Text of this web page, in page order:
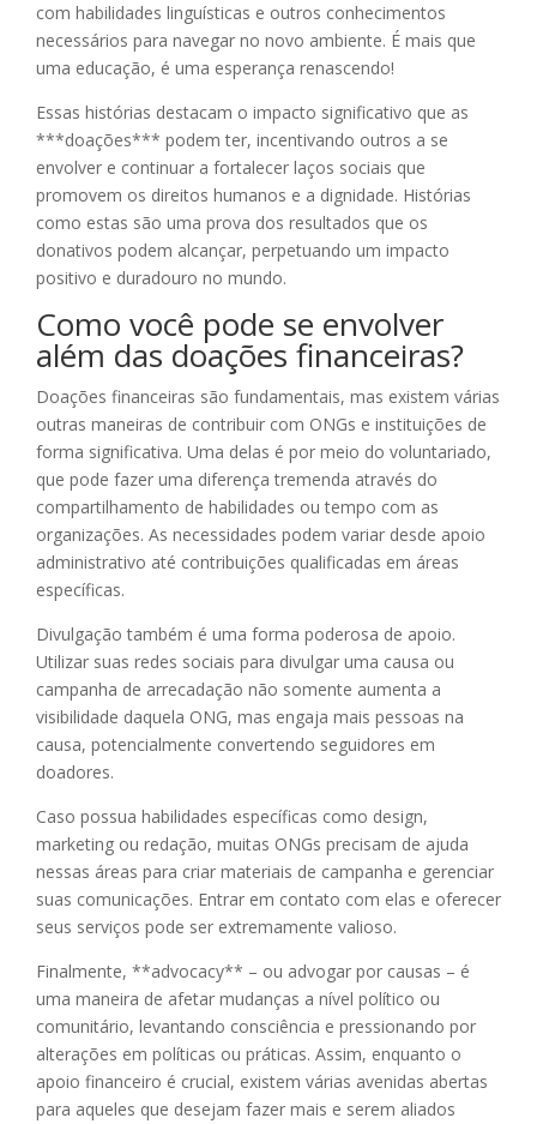
com habilidades linguísticas e outros conhecimentos
necessários para navegar no novo ambiente. É mais que
uma educação, é uma esperança renascendo!
Essas histórias destacam o impacto significativo que as
***doações*** podem ter, incentivando outros a se
envolver e continuar a fortalecer laços sociais que
promovem os direitos humanos e a dignidade. Histórias
como estas são uma prova dos resultados que os
donativos podem alcançar, perpetuando um impacto
positivo e duradouro no mundo.
Como você pode se envolver
além das doações financeiras?
Doações financeiras são fundamentais, mas existem várias
outras maneiras de contribuir com ONGs e instituições de
forma significativa. Uma delas é por meio do voluntariado,
que pode fazer uma diferença tremenda através do
compartilhamento de habilidades ou tempo com as
organizações. As necessidades podem variar desde apoio
administrativo até contribuições qualificadas em áreas
específicas.
Divulgação também é uma forma poderosa de apoio.
Utilizar suas redes sociais para divulgar uma causa ou
campanha de arrecadação não somente aumenta a
visibilidade daquela ONG, mas engaja mais pessoas na
causa, potencialmente convertendo seguidores em
doadores.
Caso possua habilidades específicas como design,
marketing ou redação, muitas ONGs precisam de ajuda
nessas áreas para criar materiais de campanha e gerenciar
suas comunicações. Entrar em contato com elas e oferecer
seus serviços pode ser extremamente valioso.
Finalmente, **advocacy** – ou advogar por causas – é
uma maneira de afetar mudanças a nível político ou
comunitário, levantando consciência e pressionando por
alterações em políticas ou práticas. Assim, enquanto o
apoio financeiro é crucial, existem várias avenidas abertas
para aqueles que desejam fazer mais e serem aliados